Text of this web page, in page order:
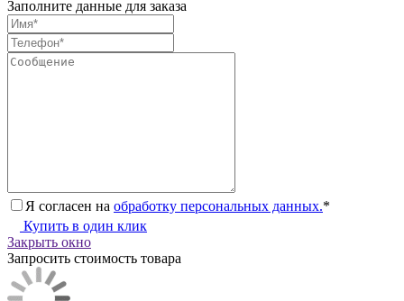
Заполните данные для заказа
Я согласен на обработку персональных данных.*
Купить в один клик
Закрыть окно
Запросить стоимость товара